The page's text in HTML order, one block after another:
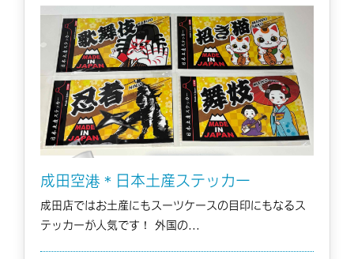
成田空港＊日本土産ステッカー
成田店ではお土産にもスーツケースの目印にもなるス
テッカーが人気です！ 外国の...